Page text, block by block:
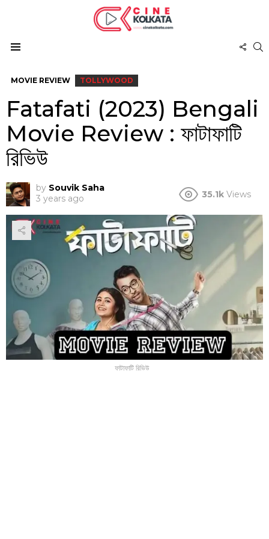
MOVIE REVIEW TOLLYWOOD
Fatafati (2023) Bengali
Movie Review : ফাটাফাটি
রিভিউ
by Souvik Saha
3 years ago
35.1k Views
ফাটাফাটি রিভিউ